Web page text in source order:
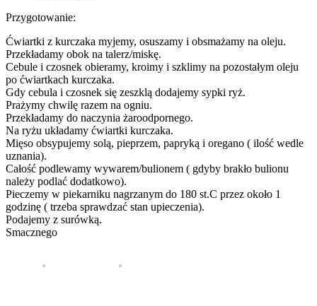
Przygotowanie:
Ćwiartki z kurczaka myjemy, osuszamy i obsmażamy na oleju.
Przekładamy obok na talerz/miskę.
Cebule i czosnek obieramy, kroimy i szklimy na pozostałym oleju
po ćwiartkach kurczaka.
Gdy cebula i czosnek się zeszklą dodajemy sypki ryż.
Prażymy chwilę razem na ogniu.
Przekładamy do naczynia żaroodpornego.
Na ryżu układamy ćwiartki kurczaka.
Mięso obsypujemy solą, pieprzem, papryką i oregano ( ilość wedle
uznania).
Całość podlewamy wywarem/bulionem ( gdyby brakło bulionu
należy podlać dodatkowo).
Pieczemy w piekarniku nagrzanym do 180 st.C przez około 1
godzinę ( trzeba sprawdzać stan upieczenia).
Podajemy z surówką.
Smacznego